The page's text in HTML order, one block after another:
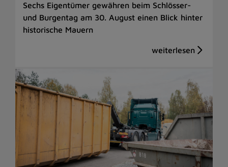
Sechs Eigentümer gewähren beim Schlösser-
und Burgentag am 30. August einen Blick hinter
historische Mauern